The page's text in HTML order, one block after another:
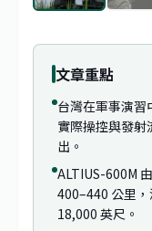
文章重點
台灣在軍事演習
實際操控與發
出。
ALTIUS-600M
400–440 公里
18,000 英尺。